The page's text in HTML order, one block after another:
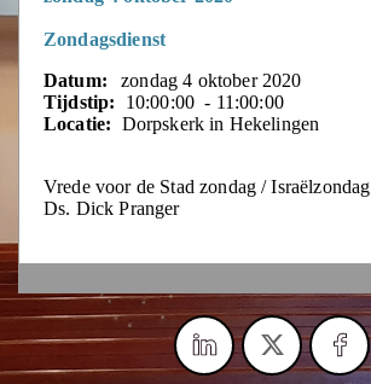
Zondagsdienst
Datum:
zondag 4 oktober 2020
Tijdstip:
10:00:00 - 11:00:00
Locatie: Dorpskerk in Hekelingen
Vrede voor de Stad zondag / Israëlzondag
Ds. Dick Pranger